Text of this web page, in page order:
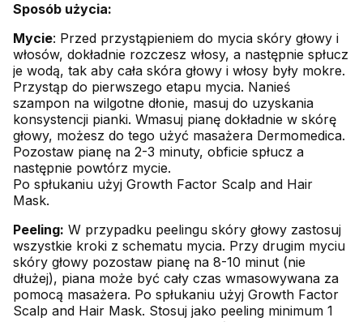
Sposób użycia:
Mycie: Przed przystąpieniem do mycia skóry głowy i
włosów, dokładnie rozczesz włosy, a następnie spłucz
je wodą, tak aby cała skóra głowy i włosy były mokre.
Przystąp do pierwszego etapu mycia. Nanieś
szampon na wilgotne dłonie, masuj do uzyskania
konsystencji pianki. Wmasuj pianę dokładnie w skórę
głowy, możesz do tego użyć masażera Dermomedica.
Pozostaw pianę na 2-3 minuty, obficie spłucz a
następnie powtórz mycie.
Po spłukaniu użyj Growth Factor Scalp and Hair
Mask.
Peeling: W przypadku peelingu skóry głowy zastosuj
wszystkie kroki z schematu mycia. Przy drugim myciu
skóry głowy pozostaw pianę na 8-10 minut (nie
dłużej), piana może być cały czas wmasowywana za
pomocą masażera. Po spłukaniu użyj Growth Factor
Scalp and Hair Mask. Stosuj jako peeling minimum 1